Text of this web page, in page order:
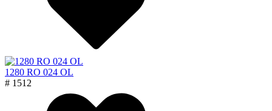
1280 RO 024 OL
# 1512